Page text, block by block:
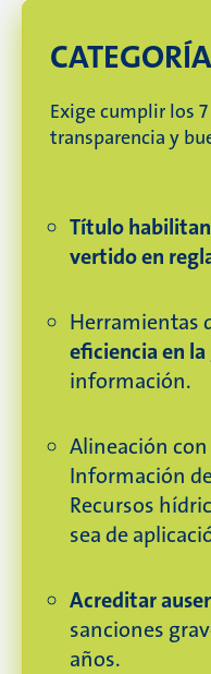
Exige cumplir los
transparencia y
Título
vertido en
Herramientas
eficiencia en
información.
Alineación con
Información
Recursos
sea de
Acreditar
sanciones
años.